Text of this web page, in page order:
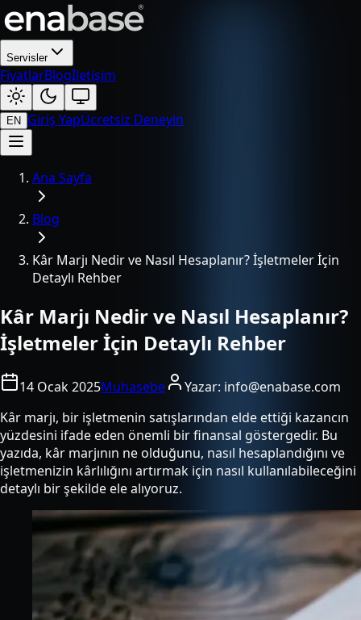
Servisler
FiyatlarBlogİletişim
EN Giriş YapÜcretsiz Deneyin
Ana Sayfa
Blog
Kâr Marjı Nedir ve Nasıl Hesaplanır? İşletmeler İçin
Detaylı Rehber
Kâr Marjı Nedir ve Nasıl Hesaplanır?
İşletmeler İçin Detaylı Rehber
14 Ocak 2025Muhasebe Yazar: info@enabase.com
Kâr marjı, bir işletmenin satışlarından elde ettiği kazancın
yüzdesini ifade eden önemli bir finansal göstergedir. Bu
yazıda, kâr marjının ne olduğunu, nasıl hesaplandığını ve
işletmenizin kârlılığını artırmak için nasıl kullanılabileceğini
detaylı bir şekilde ele alıyoruz.